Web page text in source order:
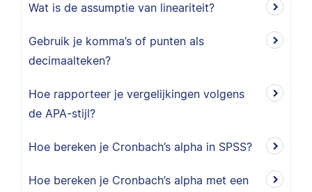
Wat is de assumptie van lineariteit?
Gebruik je komma’s of punten als
decimaalteken?
Hoe rapporteer je vergelijkingen volgens
de APA-stijl?
Hoe bereken je Cronbach’s alpha in SPSS?
Hoe bereken je Cronbach’s alpha met een